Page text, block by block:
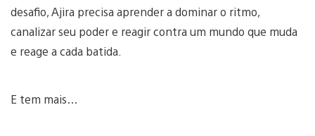
desafio, Ajira precisa aprender a dominar o ritmo,
canalizar seu poder e reagir contra um mundo que muda
e reage a cada batida.
E tem mais…